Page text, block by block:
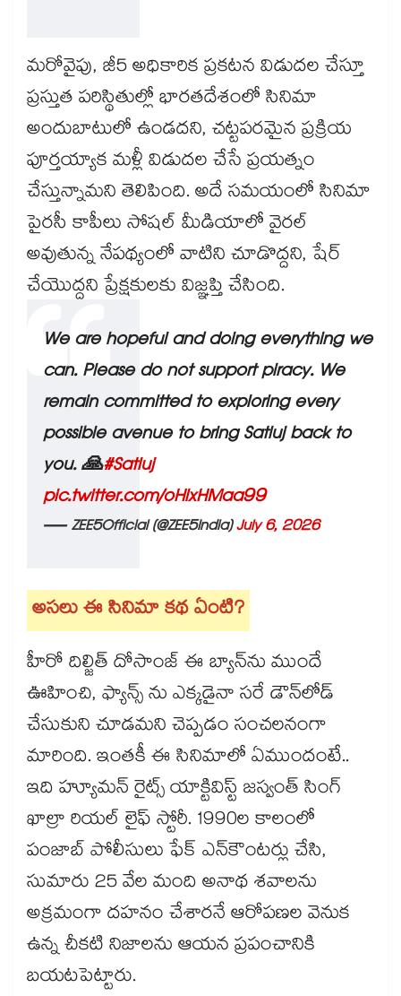
మరోవైపు, జీ5 అధికారిక ప్రకటన విడుదల చేస్తూ
ప్రస్తుత పరిస్థితుల్లో భారతదేశంలో సినిమా
అందుబాటులో ఉండదని, చట్టపరమైన ప్రక్రియ
పూర్తయ్యాక మళ్లీ విడుదల చేసే ప్రయత్నం
చేస్తున్నామని తెలిపింది. అదే సమయంలో సినిమా
పైరసీ కాపీలు సోషల్ మీడియాలో వైరల్
అవుతున్న నేపథ్యంలో వాటిని చూడొద్దని, షేర్
చేయొద్దని ప్రేక్షకులకు విజ్ఞప్తి చేసింది.
We are hopeful and doing everything we
can. Please do not support piracy. We
remain committed to exploring every
possible avenue to bring Satluj back to
you. 🙏#Satluj
pic.twitter.com/oHlxHMaa99
— ZEE5Official (@ZEE5India)July 6, 2026
అసలు ఈ సినిమా కథ ఏంటి?
హీరో దిల్జిత్ దోసాంజ్ ఈ బ్యాన్‌ను ముందే
ఊహించి, ఫ్యాన్స్ ను ఎక్కడైనా సరే డౌన్‌లోడ్
చేసుకుని చూడమని చెప్పడం సంచలనంగా
మారింది. ఇంతకీ ఈ సినిమాలో ఏముందంటే..
ఇది హ్యూమన్ రైట్స్ యాక్టివిస్ట్ జస్వంత్ సింగ్
ఖాల్రా రియల్ లైఫ్ స్టోరీ. 1990ల కాలంలో
పంజాబ్ పోలీసులు ఫేక్ ఎన్‌కౌంటర్లు చేసి,
సుమారు 25 వేల మంది అనాథ శవాలను
అక్రమంగా దహనం చేశారనే ఆరోపణల వెనుక
ఉన్న చీకటి నిజాలను ఆయన ప్రపంచానికి
బయటపెట్టారు.